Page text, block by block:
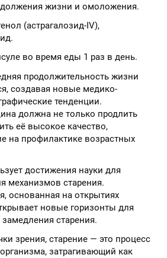
жизни и омоложения.
(астрагалозид-IV),
во время еды 1 раз в день.
продолжительность жизни
создавая новые медико-
тенденции.
должна не только продлить
её высокое качество,
на профилактике возрастных
достижения науки для
механизмов старения.
основанная на открытиях
новые горизонты для
старения.
зрения, старение — это процесс
затрагивающий как